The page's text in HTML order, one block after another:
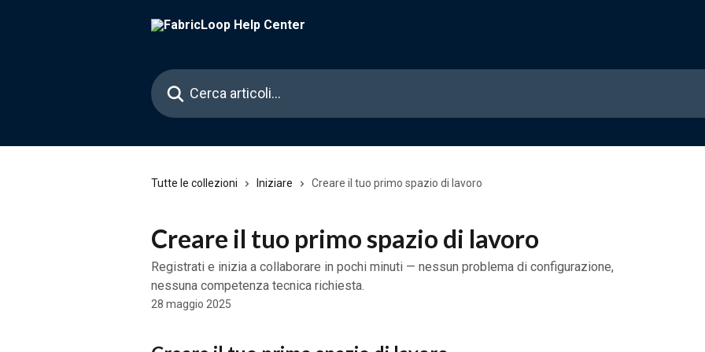
Cerca articoli…
Tutte le collezioni Iniziare Creare il tuo primo spazio di lavoro
Creare il tuo primo spazio di lavoro
Registrati e inizia a collaborare in pochi minuti — nessun problema di configurazione,
nessuna competenza tecnica richiesta.
28 maggio 2025